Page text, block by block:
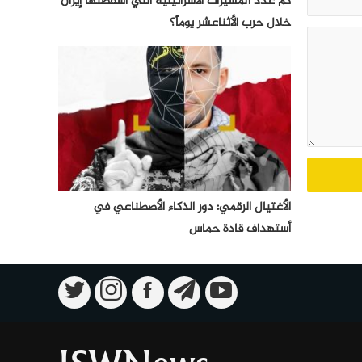
خلال حرب الأثناعشر يوماً؟
الأغتيال الرقمي: دور الذكاء الأصطناعي في
أستهداف قادة حماس